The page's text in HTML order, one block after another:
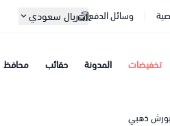
وسائل الدفع ريال سعودي
تخفيضات المدونة حقائب محافظ
ذهبي